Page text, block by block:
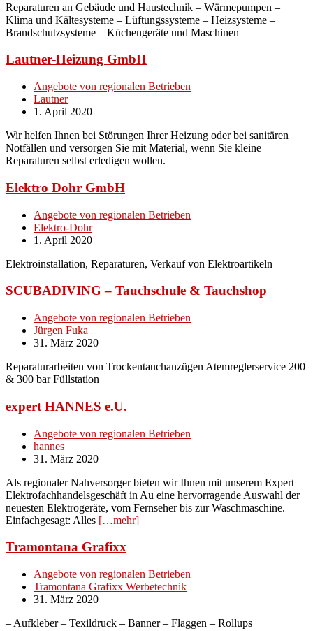
Reparaturen an Gebäude und Haustechnik – Wärmepumpen –
Klima und Kältesysteme – Lüftungssysteme – Heizsysteme –
Brandschutzsysteme – Küchengeräte und Maschinen
Lautner-Heizung GmbH
Angebote von regionalen Betrieben
Lautner
1. April 2020
Wir helfen Ihnen bei Störungen Ihrer Heizung oder bei sanitären
Notfällen und versorgen Sie mit Material, wenn Sie kleine
Reparaturen selbst erledigen wollen.
Elektro Dohr GmbH
Angebote von regionalen Betrieben
Elektro-Dohr
1. April 2020
Elektroinstallation, Reparaturen, Verkauf von Elektroartikeln
SCUBADIVING – Tauchschule & Tauchshop
Angebote von regionalen Betrieben
Jürgen Fuka
31. März 2020
Reparaturarbeiten von Trockentauchanzügen Atemreglerservice 200
& 300 bar Füllstation
expert HANNES e.U.
Angebote von regionalen Betrieben
hannes
31. März 2020
Als regionaler Nahversorger bieten wir Ihnen mit unserem Expert
Elektrofachhandelsgeschäft in Au eine hervorragende Auswahl der
neuesten Elektrogeräte, vom Fernseher bis zur Waschmaschine.
Einfachgesagt: Alles […mehr]
Tramontana Grafixx
Angebote von regionalen Betrieben
Tramontana Grafixx Werbetechnik
31. März 2020
– Aufkleber – Texildruck – Banner – Flaggen – Rollups